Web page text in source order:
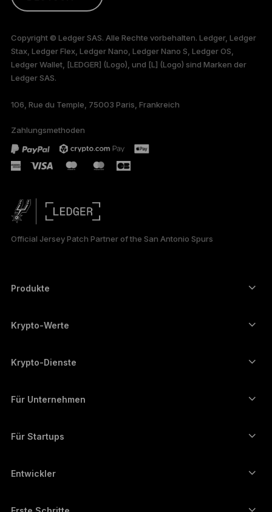
FRANÇAIS
TÜRKÇE
PORTUGUÊS
ESPAÑOL
РУССКИЙ
日本語
Copyright © Ledger SAS. Alle Rechte vorbehalten. Ledger, Ledger
Stax, Ledger Flex, Ledger Nano, Ledger Nano S, Ledger OS,
Ledger Wallet, [LEDGER] (Logo), und [L] (Logo) sind Marken der
Ledger SAS.
106, Rue du Temple, 75003 Paris, Frankreich
Zahlungsmethoden
Official Jersey Patch Partner of the San Antonio Spurs
Produkte
Hardware Wallet
Ledger Stax
Ledger Nano Classics
Bündel
Alle Produkte
Krypto-Werte
Ethereum-Wallet
Cardano-Wallet
Monero-Wallet
Alle Vermögenswerte ansehen
Krypto-Dienste
Kryptos kaufen
Kryptos umtauschen
Für Unternehmen
Für Startups
Entwickler